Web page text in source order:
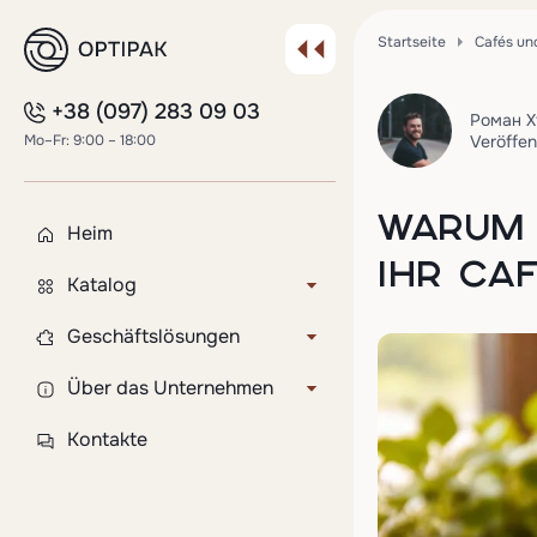
+38 (097) 283 09 03
Mo–Fr: 9:00 – 18:00
Heim
Katalog
Deckel für Pappbecher
Plastikbecher
Geschäftslösungen
Kundenspezifisches Produkt
Flexodruck auf Bechern
Über das Unternehmen
Lieferung und Zahlung
Kontakte
Startseite Cafés
Роман
IHR